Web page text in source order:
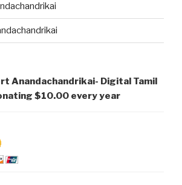
Anandachandrikai- Digital Tamil
$10.00 every year